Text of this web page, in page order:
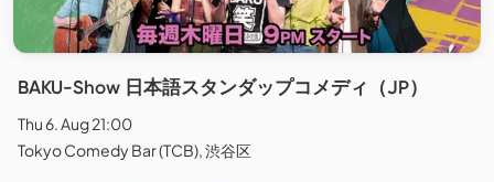
BAKU-Show 日本語スタンダップコメディ（JP）
Thu 6. Aug 21:00
Tokyo Comedy Bar (TCB), 渋谷区